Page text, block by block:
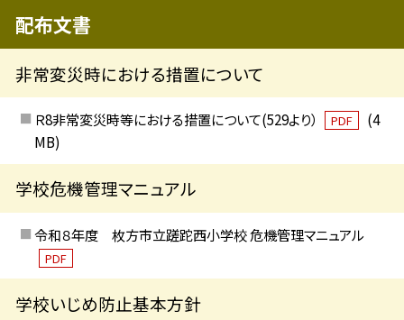
配布文書
非常変災時における措置について
Ｒ8非常変災時等における措置について(529より） PDF
(4
MB)
学校危機管理マニュアル
令和８年度 枚方市立蹉跎西小学校 危機管理マニュアル
PDF
学校いじめ防止基本方針